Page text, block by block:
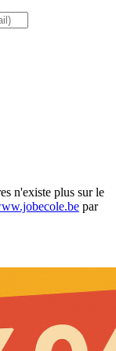
n'existe plus sur le
par